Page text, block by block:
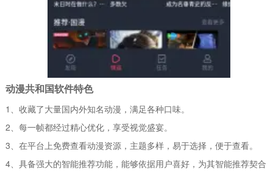
动漫共和国软件特色
1、收藏了大量国内外知名动漫，满足各种口味。
2、每一帧都经过精心优化，享受视觉盛宴。
3、在平台上免费查看动漫资源，主题多样，易于选择，便于查看。
4、具备强大的智能推荐功能，能够依据用户喜好，为其智能推荐契合